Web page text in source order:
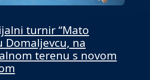
turnir “Mato
Domaljevcu, na
terenu s novom